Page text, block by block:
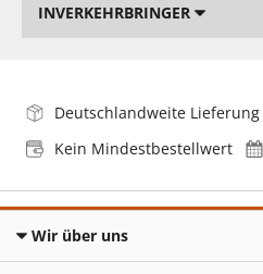
INVERKEHRBRINGER
Deutschlandweite Lieferung
Kein Mindestbestellwert
Wir über uns